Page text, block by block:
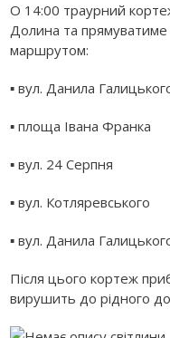
О 14:00 траурний
Долина та
маршрутом:
▪️ вул. Данила
▪️ площа Івана Франка
▪️ вул. 24 Серпня
▪️ вул. Котляревського
▪️ вул. Данила
Після цього кортеж
вирушить до рідного